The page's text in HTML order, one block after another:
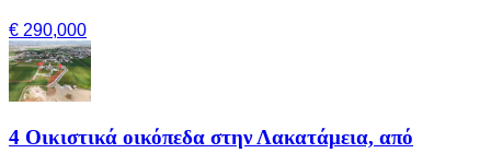
€ 290,000
4 Οικιστικά οικόπεδα στην Λακατάμεια, από